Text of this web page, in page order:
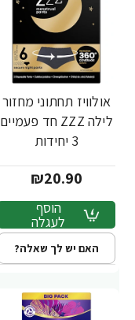
אולוויז תחתוני מחזור
לילה ZZZ חד פעמיים
3 יחידות
₪20.90
הוסף
לעגלה
האם יש לך שאלה?